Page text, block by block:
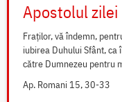
Apostolul zilei
Fraților, vă îndemn,
iubirea Duhului Sfânt,
către Dumnezeu pentru
Ap. Romani 15, 30-33